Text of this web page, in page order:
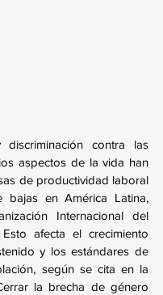
contra las
aspectos de la vida han
de productividad laboral
bajas en América Latina,
Internacional del
afecta el crecimiento
y los estándares de
según se cita en la
la brecha de género